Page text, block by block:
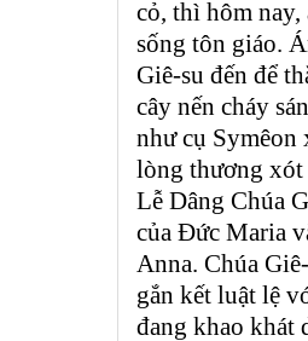
cỏ, thì hôm
sống tôn giáo.
Giê-su đến để
cây nến cháy
như cụ Symêon
lòng thương xót
Lễ Dâng Chúa
của Đức Maria
Anna. Chúa
gắn kết luật lệ
đang khao khát